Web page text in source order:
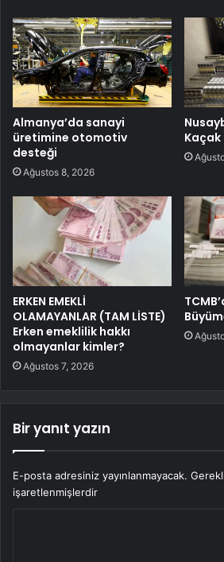
Almanya’da sanayi
üretimine otomotiv
desteği
Ağustos 8, 2026
Kaçak
ERKEN EMEKLİ
OLAMAYANLAR (TAM LİSTE)
Erken emeklilik hakkı
olmayanlar kimler?
Ağustos 7, 2026
Bir yanıt yazın
E-posta adresiniz yayınlanmayacak.
işaretlenmişlerdir